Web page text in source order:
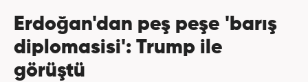
Erdoğan'dan peş peşe 'barış
diplomasisi': Trump ile
görüştü